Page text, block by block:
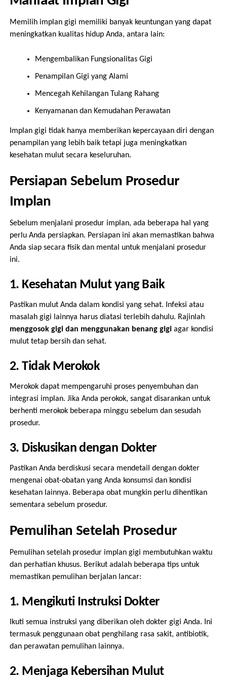
Memilih implan gigi memiliki banyak keuntungan yang dapat
meningkatkan kualitas hidup Anda, antara lain:
Mengembalikan Fungsionalitas Gigi
Penampilan Gigi yang Alami
Mencegah Kehilangan Tulang Rahang
Kenyamanan dan Kemudahan Perawatan
Implan gigi tidak hanya memberikan kepercayaan diri dengan
penampilan yang lebih baik tetapi juga meningkatkan
kesehatan mulut secara keseluruhan.
Persiapan Sebelum Prosedur
Implan
Sebelum menjalani prosedur implan, ada beberapa hal yang
perlu Anda persiapkan. Persiapan ini akan memastikan bahwa
Anda siap secara fisik dan mental untuk menjalani prosedur
ini.
1. Kesehatan Mulut yang Baik
Pastikan mulut Anda dalam kondisi yang sehat. Infeksi atau
masalah gigi lainnya harus diatasi terlebih dahulu. Rajinlah
menggosok gigi dan menggunakan benang gigiagar kondisi
mulut tetap bersih dan sehat.
2. Tidak Merokok
Merokok dapat mempengaruhi proses penyembuhan dan
integrasi implan. Jika Anda perokok, sangat disarankan untuk
berhenti merokok beberapa minggu sebelum dan sesudah
prosedur.
3. Diskusikan dengan Dokter
Pastikan Anda berdiskusi secara mendetail dengan dokter
mengenai obat-obatan yang Anda konsumsi dan kondisi
kesehatan lainnya. Beberapa obat mungkin perlu dihentikan
sementara sebelum prosedur.
Pemulihan Setelah Prosedur
Pemulihan setelah prosedur implan gigi membutuhkan waktu
dan perhatian khusus. Berikut adalah beberapa tips untuk
memastikan pemulihan berjalan lancar:
1. Mengikuti Instruksi Dokter
Ikuti semua instruksi yang diberikan oleh dokter gigi Anda. Ini
termasuk penggunaan obat penghilang rasa sakit, antibiotik,
dan perawatan pemulihan lainnya.
2. Menjaga Kebersihan Mulut